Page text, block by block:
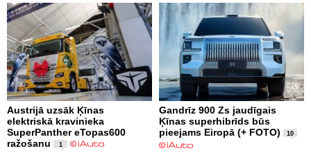
Austrijā uzsāk Ķīnas
elektriskā kravinieka
SuperPanther eTopas600
ražošanu
1
Gandrīz 900 Zs jaudīgais
Ķīnas superhibrīds būs
pieejams Eiropā (+ FOTO)
10